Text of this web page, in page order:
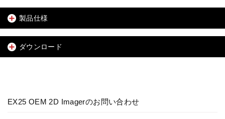
製品仕様
ダウンロード
EX25 OEM 2D Imagerのお問い合わせ